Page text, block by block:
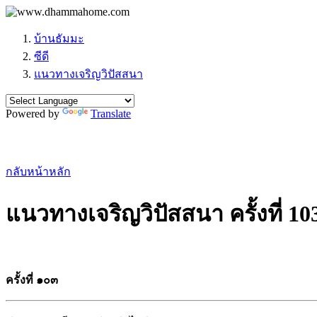
บ้านธัมมะ
ซีดี
แนวทางเจริญวิปัสสนา
Powered by Translate
กลับหน้าหลัก
แนวทางเจริญวิปัสสนา ครั้งที่
ครั้งที่ ๑๐๓